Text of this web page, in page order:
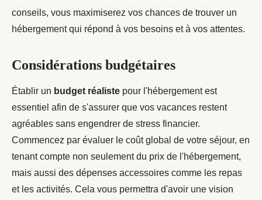
conseils, vous maximiserez vos chances de trouver un
hébergement qui répond à vos besoins et à vos attentes.
Considérations budgétaires
Établir un budget réaliste pour l'hébergement est
essentiel afin de s'assurer que vos vacances restent
agréables sans engendrer de stress financier.
Commencez par évaluer le coût global de votre séjour, en
tenant compte non seulement du prix de l'hébergement,
mais aussi des dépenses accessoires comme les repas
et les activités. Cela vous permettra d'avoir une vision